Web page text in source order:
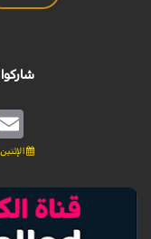
الإثنين 8 يونيو 2026 - 11:46 بتوقيت غرينتش